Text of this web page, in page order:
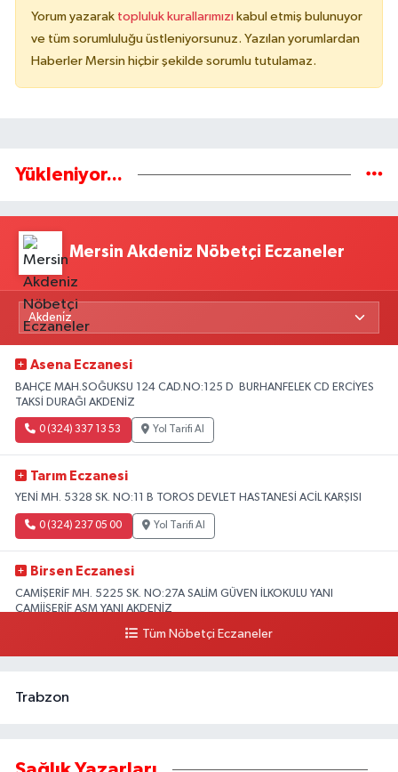
Yorum yazarak topluluk kurallarımızı kabul etmiş bulunuyor
ve tüm sorumluluğu üstleniyorsunuz. Yazılan yorumlardan
Haberler Mersin hiçbir şekilde sorumlu tutulamaz.
Yükleniyor...
Mersin Akdeniz Nöbetçi Eczaneler
Asena Eczanesi
BAHÇE MAH.SOĞUKSU 124 CAD.NO:125 D BURHANFELEK CD ERCİYES
TAKSİ DURAĞI AKDENİZ
0 (324) 337 13 53 Yol Tarifi Al
Tarım Eczanesi
YENİ MH. 5328 SK. NO:11 B TOROS DEVLET HASTANESİ ACİL KARŞISI
0 (324) 237 05 00 Yol Tarifi Al
Birsen Eczanesi
CAMİŞERİF MH. 5225 SK. NO:27A SALİM GÜVEN İLKOKULU YANI
CAMİİŞERİF ASM YANI AKDENİZ
Yol Tarifi Al
Tüm Nöbetçi Eczaneler
Trabzon